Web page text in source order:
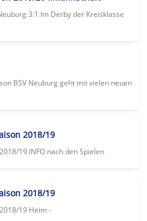
3:1 Im Derby der Kreisklasse
BSV Neuburg geht mit vielen neuen
2018/19
19 lNFO nach den Spielen
2018/19
19 Heim -